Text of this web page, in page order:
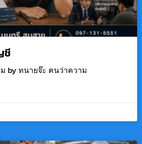
ชี
by ทนายจ๊ะ ฅนว่าความ